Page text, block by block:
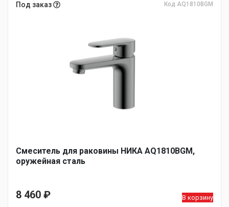
Под заказ Код AQ1810BGM
Смеситель для раковины НИКА AQ1810BGM,
оружейная сталь
8 460 ₽ В корзину